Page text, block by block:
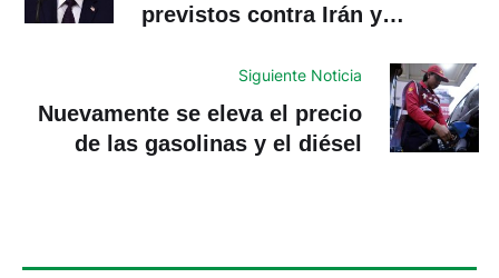
previstos contra Irán y
Siguiente Noticia
Nuevamente se eleva el precio
de las gasolinas y el diésel